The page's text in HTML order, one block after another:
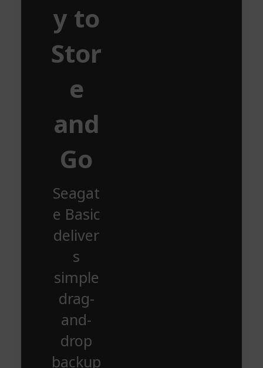
y to
Stor
e
and
Go
Seagat
e Basic
deliver
s
simple
drag-
and-
drop
backup